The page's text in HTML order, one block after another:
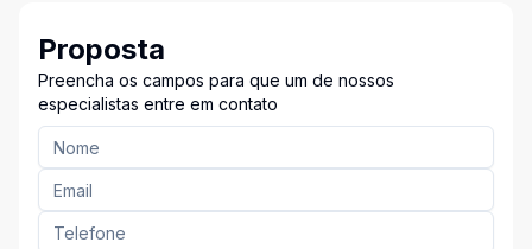
Proposta
Preencha os campos para que um de nossos
especialistas entre em contato